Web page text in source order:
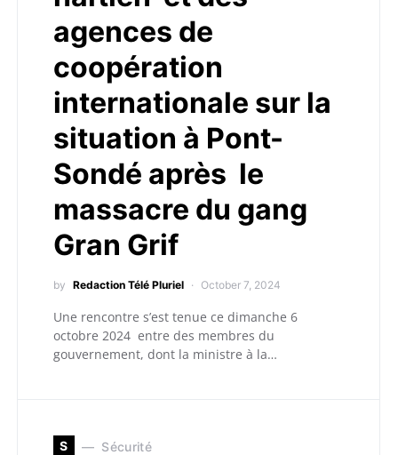
agences de
coopération
internationale sur la
situation à Pont-
Sondé après le
massacre du gang
Gran Grif
by Redaction Télé Pluriel October 7, 2024
Une rencontre s’est tenue ce dimanche 6
octobre 2024 entre des membres du
gouvernement, dont la ministre à la…
S Sécurité